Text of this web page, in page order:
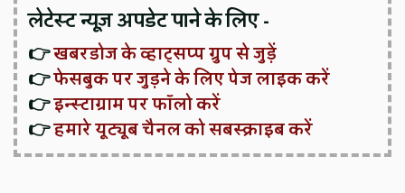
लेटेस्ट न्यूज़ अपडेट पाने के लिए -
👉खबरडोज के व्हाट्सप्प ग्रुप से जुड़ें
👉फेसबुक पर जुड़ने के लिए पेज लाइक करें
👉इन्स्टाग्राम पर फॉलो करें
👉हमारे यूट्यूब चैनल को सबस्क्राइब करें